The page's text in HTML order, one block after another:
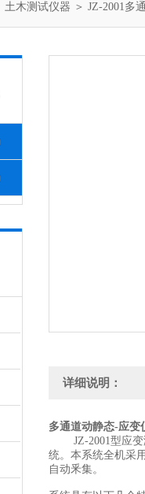
土木测试仪器 ＞ JZ-2001多
详细说明：
多通道动静态-应变
JZ-2001型应变测
统。本系统全机采
自动釆集。